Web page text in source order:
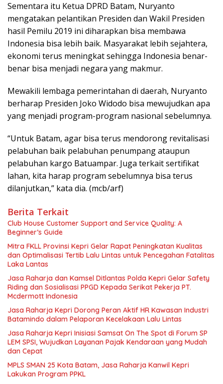
Sementara itu Ketua DPRD Batam, Nuryanto
mengatakan pelantikan Presiden dan Wakil Presiden
hasil Pemilu 2019 ini diharapkan bisa membawa
Indonesia bisa lebih baik. Masyarakat lebih sejahtera,
ekonomi terus meningkat sehingga Indonesia benar-
benar bisa menjadi negara yang makmur.
Mewakili lembaga pemerintahan di daerah, Nuryanto
berharap Presiden Joko Widodo bisa mewujudkan apa
yang menjadi program-program nasional sebelumnya.
“Untuk Batam, agar bisa terus mendorong revitalisasi
pelabuhan baik pelabuhan penumpang ataupun
pelabuhan kargo Batuampar. Juga terkait sertifikat
lahan, kita harap program sebelumnya bisa terus
dilanjutkan,” kata dia. (mcb/arf)
Berita Terkait
Club House Customer Support and Service Quality: A
Beginner’s Guide
Mitra FKLL Provinsi Kepri Gelar Rapat Peningkatan Kualitas
dan Optimalisasi Tertib Lalu Lintas untuk Pencegahan Fatalitas
Laka Lantas
Jasa Raharja dan Kamsel Ditlantas Polda Kepri Gelar Safety
Riding dan Sosialisasi PPGD Kepada Serikat Pekerja PT.
Mcdermott Indonesia
Jasa Raharja Kepri Dorong Peran Aktif HR Kawasan Industri
Batamindo dalam Pelaporan Kecelakaan Lalu Lintas
Jasa Raharja Kepri Inisiasi Samsat On The Spot di Forum SP
LEM SPSI, Wujudkan Layanan Pajak Kendaraan yang Mudah
dan Cepat
MPLS SMAN 25 Kota Batam, Jasa Raharja Kanwil Kepri
Lakukan Program PPKL